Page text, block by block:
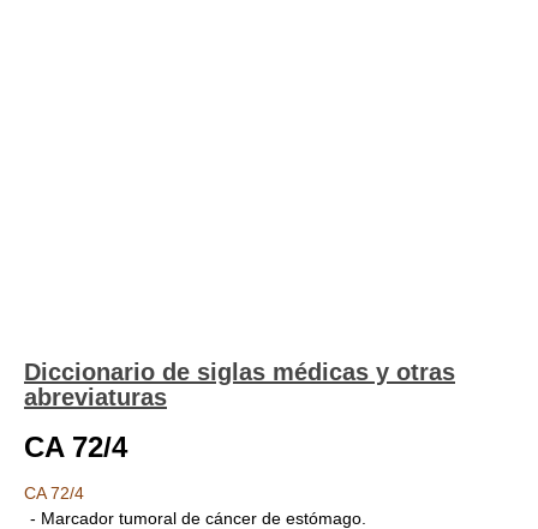
Diccionario de siglas médicas y otras
abreviaturas
CA 72/4
CA 72/4
- Marcador tumoral de cáncer de estómago.